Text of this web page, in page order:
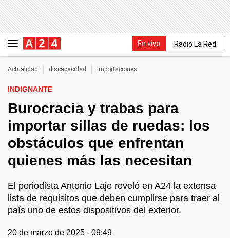
En vivo Radio La Red
Actualidad discapacidad Importaciones
INDIGNANTE
Burocracia y trabas para
importar sillas de ruedas: los
obstáculos que enfrentan
quienes más las necesitan
El periodista Antonio Laje reveló en A24 la extensa
lista de requisitos que deben cumplirse para traer al
país uno de estos dispositivos del exterior.
20 de marzo de 2025 - 09:49